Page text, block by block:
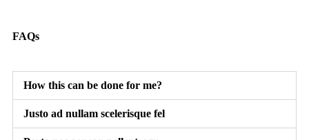
FAQs
How this can be done for me?
Justo ad nullam scelerisque fel